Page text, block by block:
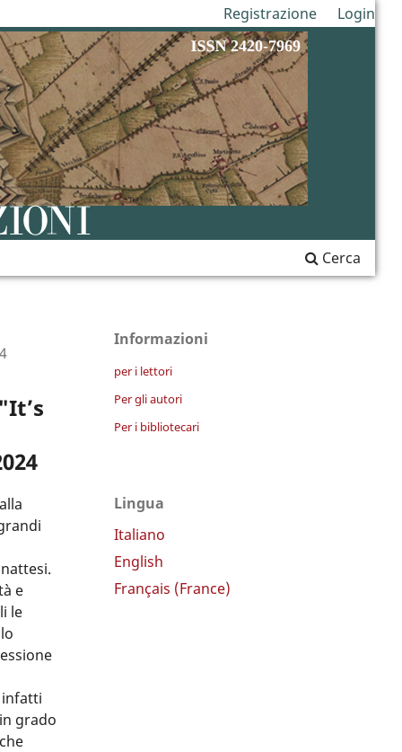
Cerca
Registrazione Login
e
le
infatti
grado
Informazioni
per i lettori
Per gli autori
Per i bibliotecari
Lingua
Italiano
English
Français (France)